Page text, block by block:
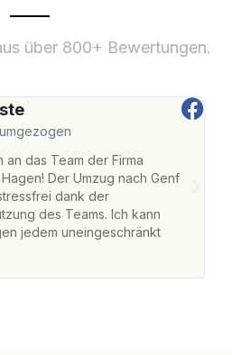
über 800+ Bewertungen.
das Team der Firma
Der Umzug nach Genf
dank der
des Teams. Ich kann
jedem uneingeschränkt